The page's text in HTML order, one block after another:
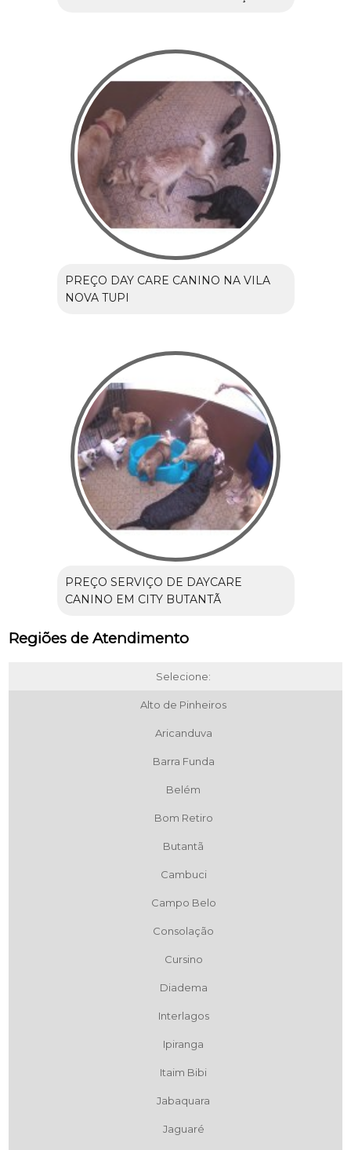
PREÇO DAY CARE CANINO NA VILA
NOVA TUPI
PREÇO SERVIÇO DE DAYCARE
CANINO EM CITY BUTANTÃ
Regiões de Atendimento
Selecione:
Alto de Pinheiros
Aricanduva
Barra Funda
Belém
Bom Retiro
Butantã
Cambuci
Campo Belo
Consolação
Cursino
Diadema
Interlagos
Ipiranga
Itaim Bibi
Jabaquara
Jaguaré